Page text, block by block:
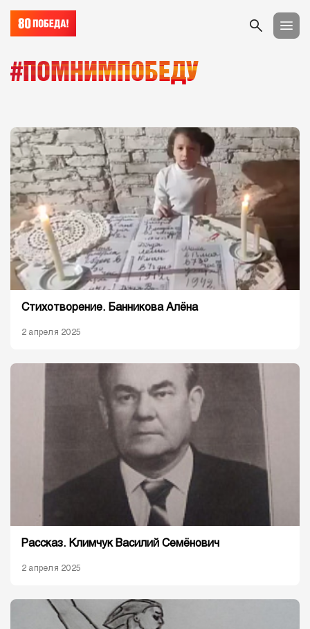
#ПОМНИМПОБЕДУ
Стихотворение. Банникова Алёна
2 апреля 2025
Рассказ. Климчук Василий Семёнович
2 апреля 2025